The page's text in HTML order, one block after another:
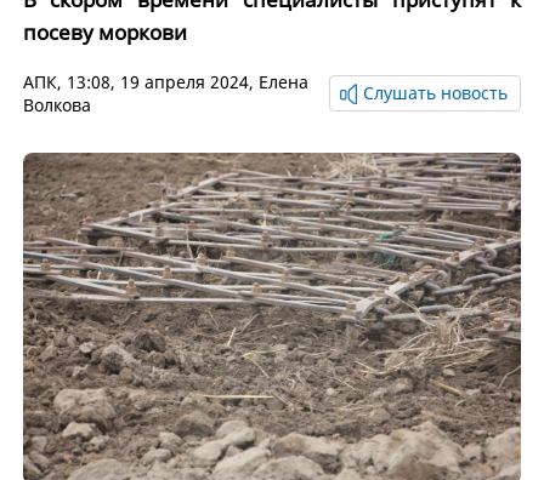
посеву моркови
АПК, 13:08, 19 апреля 2024, Елена
Волкова
Слушать новость